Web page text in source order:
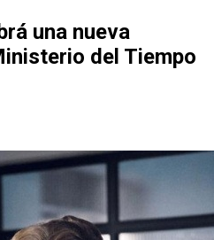
una nueva
del Tiempo